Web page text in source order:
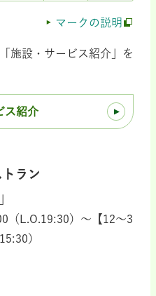
マークの説明
施設・サービス紹介」を
ス紹介
ラン
（L.O.19:30）～【12～3
）